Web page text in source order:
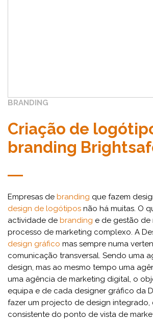
BRANDING
Criação de
branding
Empresas de branding que fazem
design de logótipos não há muitas. O
actividade de branding e de gestão de
processo de marketing complexo. A
design gráfico mas sempre numa
comunicação transversal. Sendo uma
design, mas ao mesmo tempo uma
uma agência de marketing digital, o
equipa e de cada designer gráfico da
fazer um projecto de design integrado,
consistente do ponto de vista de